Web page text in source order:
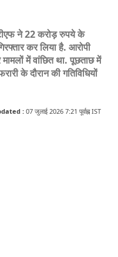
ने 22 करोड़ रुपये के
कर लिया है. आरोपी
में वांछित था. पूछताछ में
के दौरान की गतिविधियों
: 07 जुलाई 2026 7:21 पूर्वाह्न IST